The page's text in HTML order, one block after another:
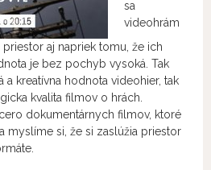
sa
videohrám
aj napriek tomu, že ich
je bez pochyb vysoká. Tak
a kreatívna hodnota videohier, tak
kvalita filmov o hrách.
dokumentárnych filmov, ktoré
myslíme si, že si zaslúžia priestor